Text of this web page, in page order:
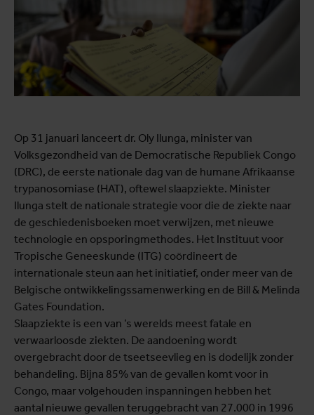
Op 31 januari lanceert dr. Oly Ilunga, minister van
Volksgezondheid van de Democratische Republiek Congo
(DRC), de eerste nationale dag van de humane Afrikaanse
trypanosomiase (HAT), oftewel slaapziekte. Minister
Ilunga stelt de nationale strategie voor die de ziekte naar
de geschiedenisboeken moet verwijzen, met nieuwe
technologie en opsporingmethodes. Het Instituut voor
Tropische Geneeskunde (ITG) coördineert de
internationale steun aan het initiatief, onder meer van de
Belgische ontwikkelingssamenwerking en de Bill & Melinda
Gates Foundation.
Slaapziekte is een van ’s werelds meest fatale en
verwaarloosde ziekten. De aandoening wordt
overgebracht door de tseetseevlieg en is dodelijk zonder
behandeling. Bijna 85% van de gevallen komt voor in
Congo, maar volgehouden inspanningen hebben het
aantal nieuwe gevallen teruggebracht van 27.000 in 1996